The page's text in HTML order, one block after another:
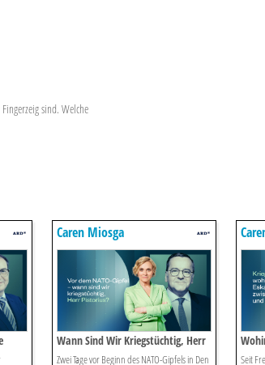
sind. Welche
Caren Miosga
Wann Sind Wir Kriegstüchtig, Herr
Pistorius.
Zwei Tage vor Beginn des NATO-Gipfels in Den
Seit